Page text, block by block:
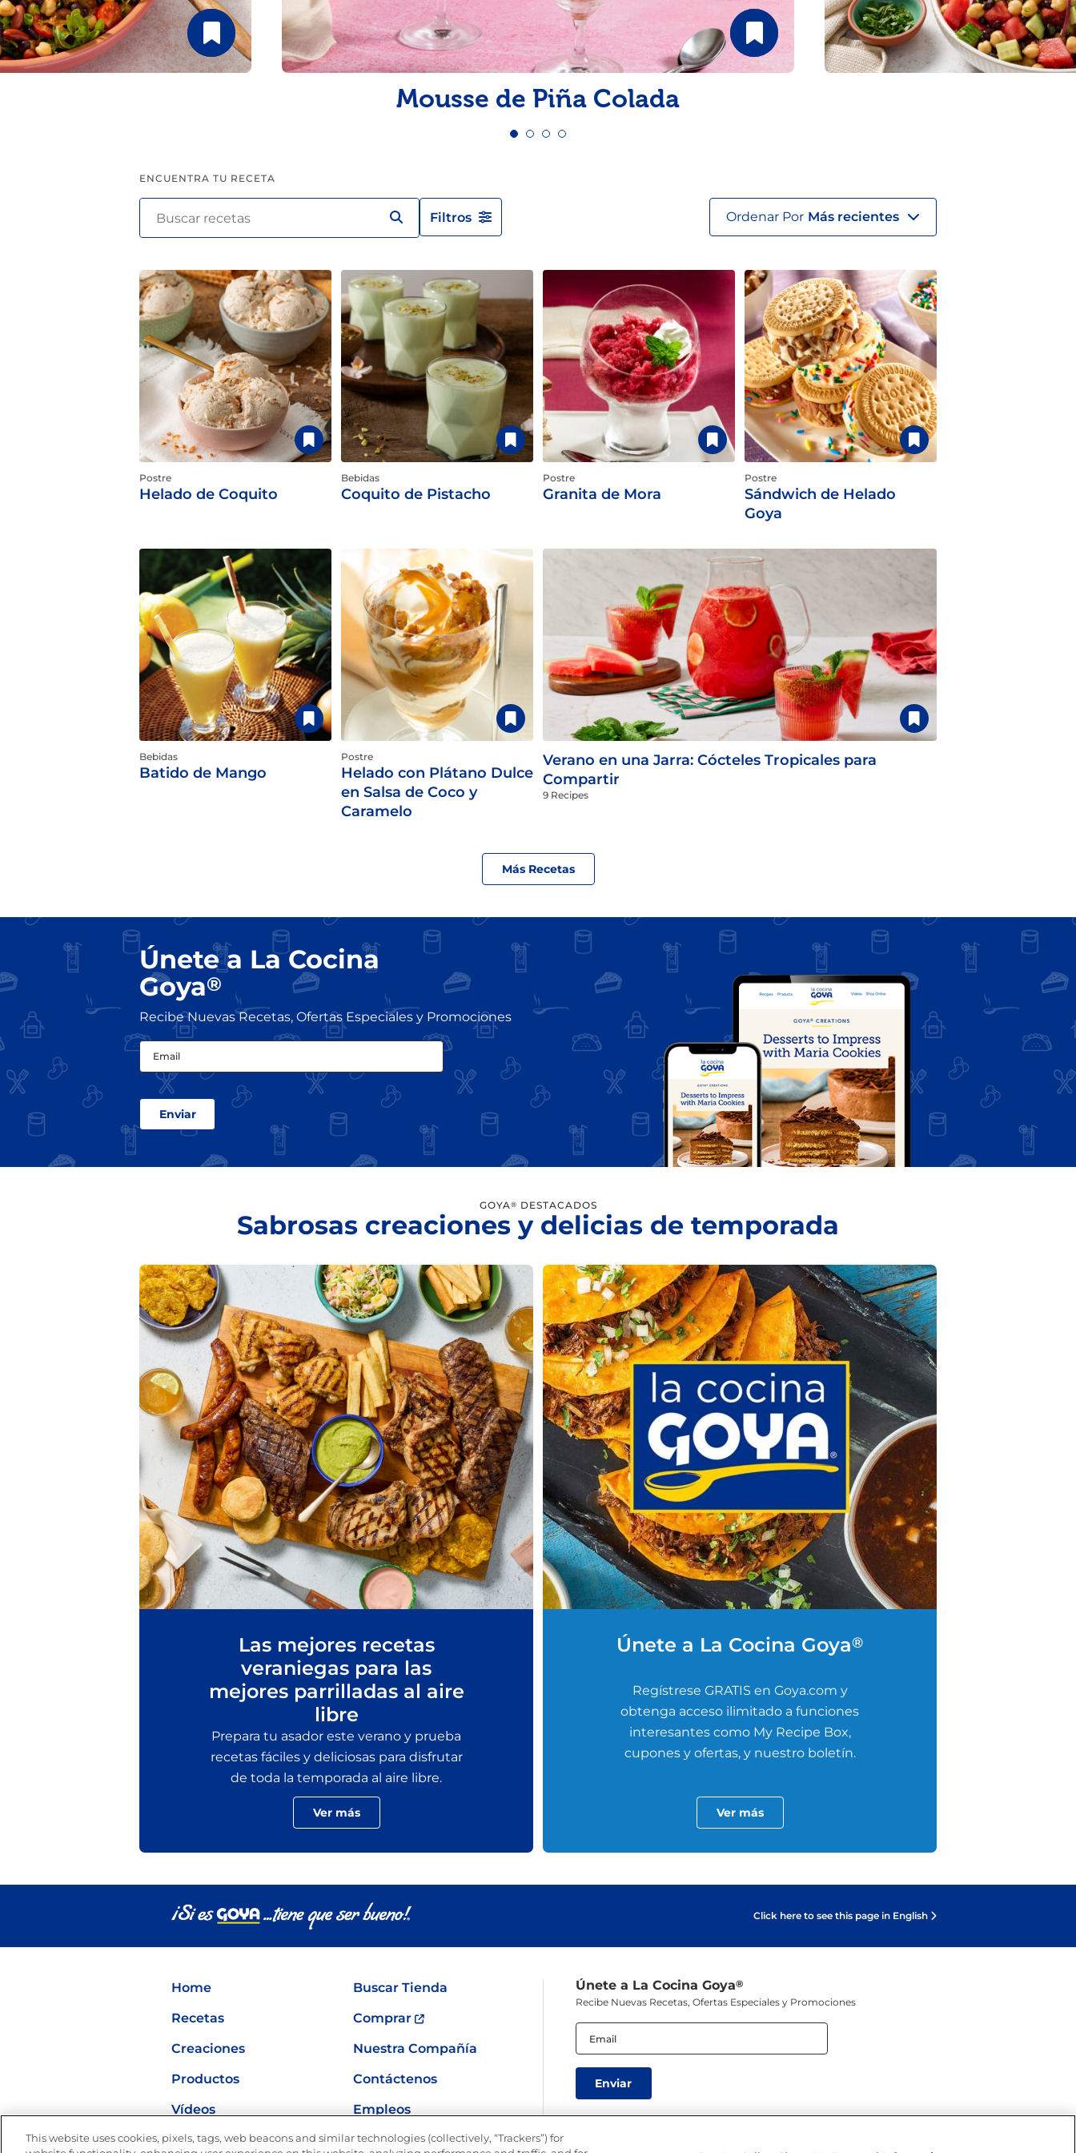
pinchos para el verano
Pudin
Pescado
Camarón
Mousse de Piña Colada
ENCUENTRA TU RECETA
Filtros Ordenar Por Más recientes
Postre
Helado de Coquito
Bebidas
Coquito de Pistacho
Postre
Granita de Mora
Postre
Sándwich de Helado
Goya
Bebidas
Batido de Mango
Postre
Helado con Plátano Dulce
en Salsa de Coco y
Caramelo
Verano en una Jarra: Cócteles Tropicales para
Compartir
9 Recipes
Más Recetas
Únete a La Cocina
Goya®
Recibe Nuevas Recetas, Ofertas Especiales y Promociones
Email(Obligatorio)
GOYA® DESTACADOS
Sabrosas creaciones y delicias de temporada
Las mejores recetas
veraniegas para las
mejores parrilladas al aire
libre
Prepara tu asador este verano y prueba
recetas fáciles y deliciosas para disfrutar
de toda la temporada al aire libre.
Ver más
Únete a La Cocina Goya®
Regístrese GRATIS en Goya.com y
obtenga acceso ilimitado a funciones
interesantes como My Recipe Box,
cupones y ofertas, y nuestro boletín.
Ver más
Click here to see this page in English
Home
Buscar Tienda
Recetas
Comprar
Creaciones
Nuestra Compañía
Productos
Contáctenos
Vídeos
Empleos
Nutrición
Únete a La Cocina Goya®
Recibe Nuevas Recetas, Ofertas Especiales y Promociones
Email (Obligatorio)
This website uses cookies, pixels, tags, web beacons and similar technologies (collectively, “Trackers”) for